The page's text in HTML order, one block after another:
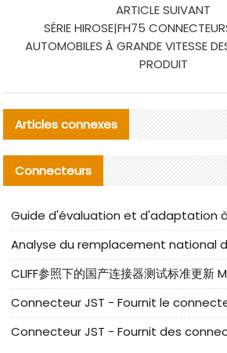
ARTICLE SUIVANT
SÉRIE HIROSE|FH75
AUTOMOBILES À GRANDE VITESSE
PRODUIT
Articles connexes
Connecteurs